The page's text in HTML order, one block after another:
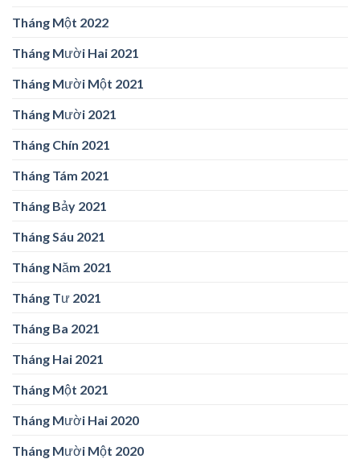
Tháng Một 2022
Tháng Mười Hai 2021
Tháng Mười Một 2021
Tháng Mười 2021
Tháng Chín 2021
Tháng Tám 2021
Tháng Bảy 2021
Tháng Sáu 2021
Tháng Năm 2021
Tháng Tư 2021
Tháng Ba 2021
Tháng Hai 2021
Tháng Một 2021
Tháng Mười Hai 2020
Tháng Mười Một 2020